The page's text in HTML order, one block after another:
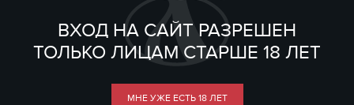
ВХОД НА САЙТ РАЗРЕШЕН
ТОЛЬКО ЛИЦАМ СТАРШЕ 18 ЛЕТ
МНЕ УЖЕ ЕСТЬ 18 ЛЕТ